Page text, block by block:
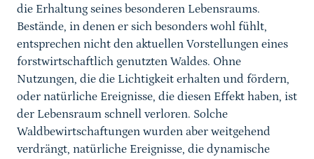
die Erhaltung seines besonderen Lebensraums.
Bestände, in denen er sich besonders wohl fühlt,
entsprechen nicht den aktuellen Vorstellungen eines
forstwirtschaftlich genutzten Waldes. Ohne
Nutzungen, die die Lichtigkeit erhalten und fördern,
oder natürliche Ereignisse, die diesen Effekt haben, ist
der Lebensraum schnell verloren. Solche
Waldbewirtschaftungen wurden aber weitgehend
verdrängt, natürliche Ereignisse, die dynamische